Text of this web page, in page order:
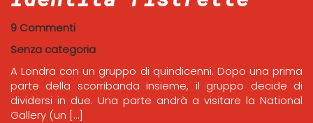
9 Commenti
Senza categoria
A Londra con un gruppo di quindicenni. Dopo una prima
parte della scorribanda insieme, il gruppo decide di
dividersi in due. Una parte andrà a visitare la National
Gallery (un […]